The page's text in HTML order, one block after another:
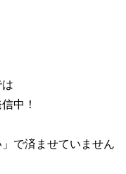
中！
で済ませていません